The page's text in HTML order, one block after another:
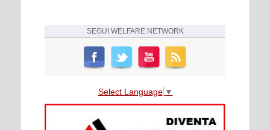
SEGUI WELFARE NETWORK
Select Language ▼